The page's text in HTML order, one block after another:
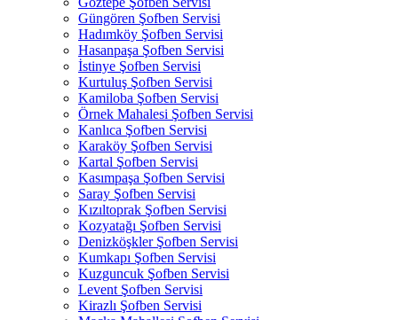
Güngören Şofben Servisi
Hadımköy Şofben Servisi
Hasanpaşa Şofben Servisi
İstinye Şofben Servisi
Kurtuluş Şofben Servisi
Kamiloba Şofben Servisi
Örnek Mahalesi Şofben Servisi
Kanlıca Şofben Servisi
Karaköy Şofben Servisi
Kartal Şofben Servisi
Kasımpaşa Şofben Servisi
Saray Şofben Servisi
Kızıltoprak Şofben Servisi
Kozyatağı Şofben Servisi
Denizköşkler Şofben Servisi
Kumkapı Şofben Servisi
Kuzguncuk Şofben Servisi
Levent Şofben Servisi
Kirazlı Şofben Servisi